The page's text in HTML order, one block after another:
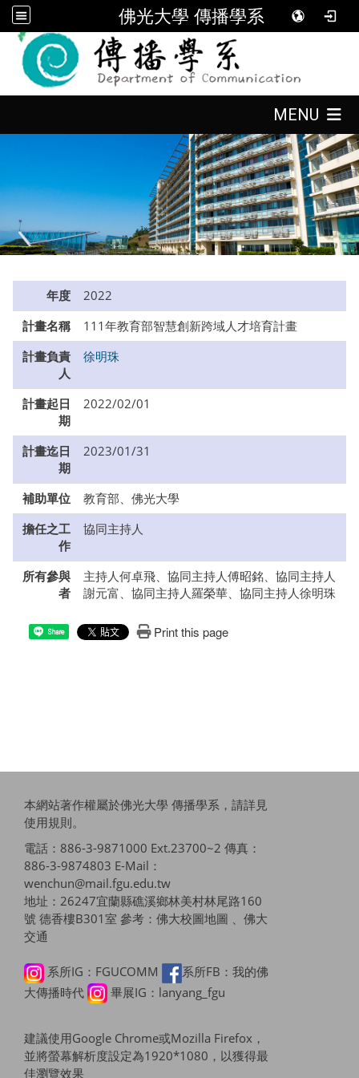
佛光大學 傳播學系
MENU
年度
2022
計畫名稱
111年教育部智慧創新跨域人才培育計畫
計畫負責
人
徐明珠
計畫起日
期
2022/02/01
計畫迄日
期
2023/01/31
補助單位
教育部、佛光大學
擔任之工
作
協同主持人
所有參與
者
主持人何卓飛、協同主持人傅昭銘、協同主持人
謝元富、協同主持人羅榮華、協同主持人徐明珠
Share Print this page
本網站著作權屬於佛光大學 傳播學系，請詳見
使用規則。
電話：886-3-9871000 Ext.23700~2 傳真：
886-3-9874803 E-Mail：
wenchun@mail.fgu.edu.tw
地址：26247宜蘭縣礁溪鄉林美村林尾路160
號 德香樓B301室 參考： 佛大校圖地圖 、佛大
交通
系所IG：FGUCOMM
系所FB：我的佛
大傳播時代
畢展IG：lanyang_fgu
建議使用Google Chrome或Mozilla Firefox，
並將螢幕解析度設定為1920*1080，以獲得最
佳瀏覽效果